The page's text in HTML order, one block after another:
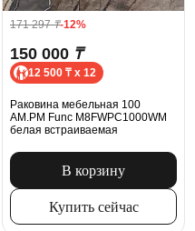
171 297₸-12%
150 000 ₸
12 500 ₸ x 12
Раковина мебельная 100
AM.PM Func M8FWPC1000WM
белая встраиваемая
В корзину
Купить сейчас